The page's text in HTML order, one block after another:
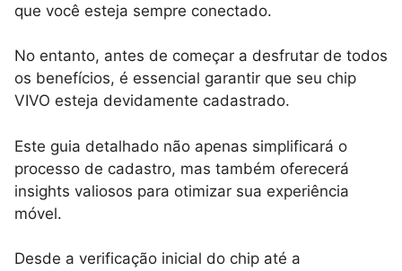
que você esteja sempre conectado.
No entanto, antes de começar a desfrutar de todos
os benefícios, é essencial garantir que seu chip
VIVO esteja devidamente cadastrado.
Este guia detalhado não apenas simplificará o
processo de cadastro, mas também oferecerá
insights valiosos para otimizar sua experiência
móvel.
Desde a verificação inicial do chip até a